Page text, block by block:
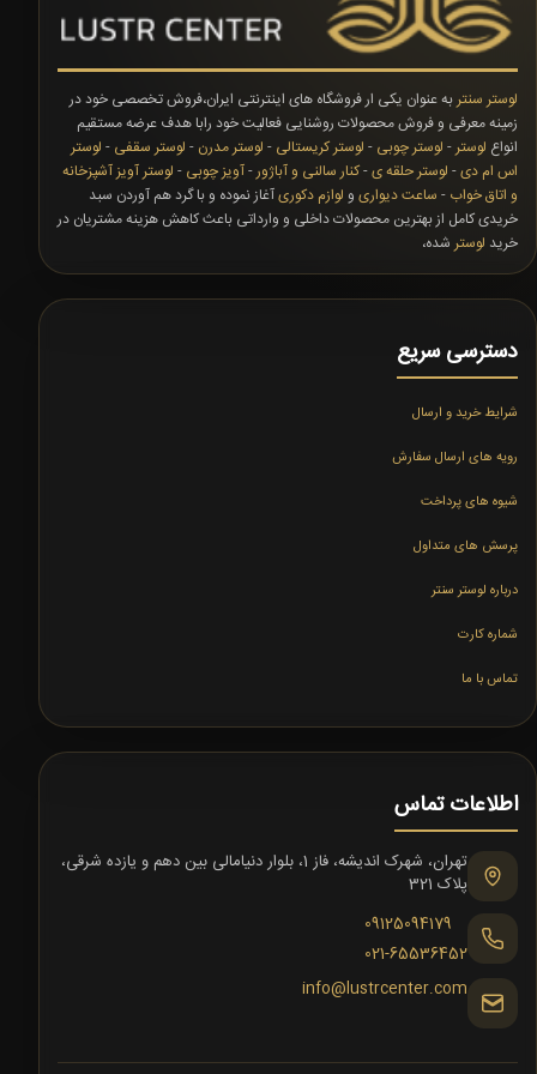
لوستر سنتر به عنوان یکی ار فروشگاه های اینترنتی ایران،فروش تخصصی خود در
زمینه معرفی و فروش محصولات روشنایی فعالیت خود رابا هدف عرضه مستقیم
انواع لوستر - لوستر چوبی - لوستر کریستالی - لوستر مدرن - لوستر سقفی - لوستر
اس ام دی- لوستر حلقه ی-کنار سالنی و آباژور-آویز چوبی - لوستر آویز آشپزخانه
و اتاق خواب - ساعت دیواری و لوازم دکوریآغاز نموده و با گرد هم آوردن سبد
خریدی کامل از بهترین محصولات داخلی و وارداتی باعث کاهش هزینه مشتریان در
خرید لوستر شده،
دسترسی سریع
شرایط خرید و ارسال
رویه های ارسال سفارش
شیوه های پرداخت
پرسش های متداول
درباره لوستر سنتر
شماره کارت
تماس با ما
اطلاعات تماس
تهران، شهرک اندیشه، فاز 1، بلوار دنیامالی بین دهم و یازده شرقی،
پلاک 321
09125094179
021-65536452
info@lustrcenter.com